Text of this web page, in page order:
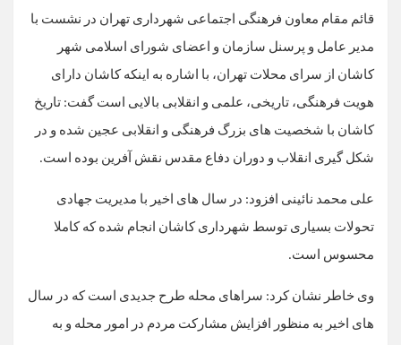
قائم مقام معاون فرهنگی اجتماعی شهرداری تهران در نشست با
مدیر عامل و پرسنل سازمان و اعضای شورای اسلامی شهر
کاشان از سرای محلات تهران، با اشاره به اینکه کاشان دارای
هویت فرهنگی، تاریخی، علمی و انقلابی بالایی است گفت: تاریخ
کاشان با شخصیت های بزرگ فرهنگی و انقلابی عجین شده و در
شکل گیری انقلاب و دوران دفاع مقدس نقش آفرین بوده است.
علی محمد نائینی افزود: در سال های اخیر با مدیریت جهادی
تحولات بسیاری توسط شهرداری کاشان انجام شده که کاملا
محسوس است.
وی خاطر نشان کرد: سراهای محله طرح جدیدی است که در سال
های اخیر به منظور افزایش مشارکت مردم در امور محله و به